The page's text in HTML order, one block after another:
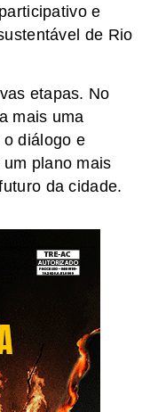
e
de Rio
etapas. No
mais uma
diálogo e
plano mais
da cidade.